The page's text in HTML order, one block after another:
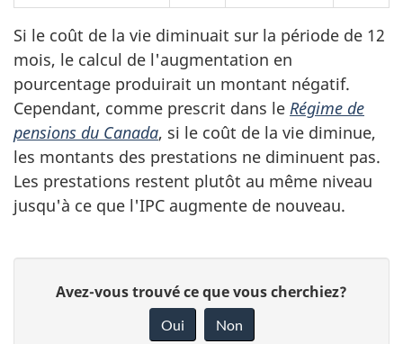
Si le coût de la vie diminuait sur la période de 12
mois, le calcul de l'augmentation en
pourcentage produirait un montant négatif.
Cependant, comme prescrit dans le Régime de
pensions du Canada, si le coût de la vie diminue,
les montants des prestations ne diminuent pas.
Les prestations restent plutôt au même niveau
jusqu'à ce que l'IPC augmente de nouveau.
Avez-vous trouvé ce que vous cherchiez?
Oui Non